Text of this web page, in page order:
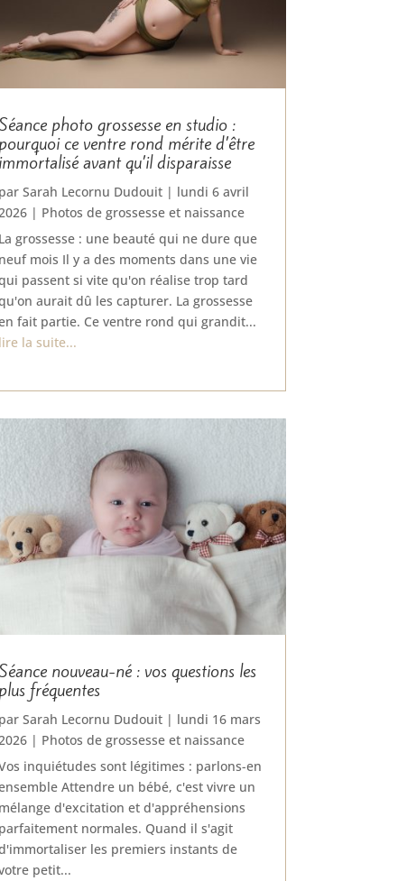
photo grossesse en studio :
pourquoi ce ventre rond mérite d’être
avant qu’il disparaisse
parSarah Lecornu Dudouit | lundi 6 avril
| Photos de grossesse et naissance
La grossesse : une beauté qui ne dure que
neuf mois Il y a des moments dans une vie
passent si vite qu'on réalise trop tard
aurait dû les capturer. La grossesse
fait partie. Ce ventre rond qui grandit...
lire la suite...
nouveau-né : vos questions les
plus fréquentes
parSarah Lecornu Dudouit | lundi 16 mars
| Photos de grossesse et naissance
inquiétudes sont légitimes : parlons-en
Attendre un bébé, c'est vivre un
mélange d'excitation et d'appréhensions
parfaitement normales. Quand il s'agit
les premiers instants de
petit...